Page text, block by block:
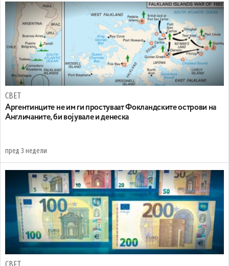
СВЕТ
Аргентинците не им ги простуваат Фокландските острови на
Англичаните, би војувале и денеска
пред 3 недели